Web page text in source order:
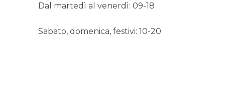
Dal martedì al venerdì: 09-18
Sabato, domenica, festivi: 10-20